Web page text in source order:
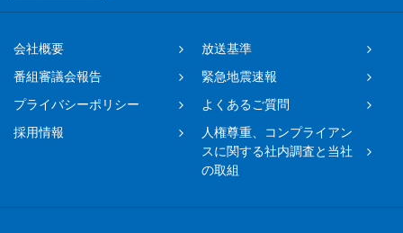
会社概要
放送基準
番組審議会報告
緊急地震速報
プライバシーポリシー
よくあるご質問
採用情報
人権尊重、コンプライアン
スに関する社内調査と当社
の取組